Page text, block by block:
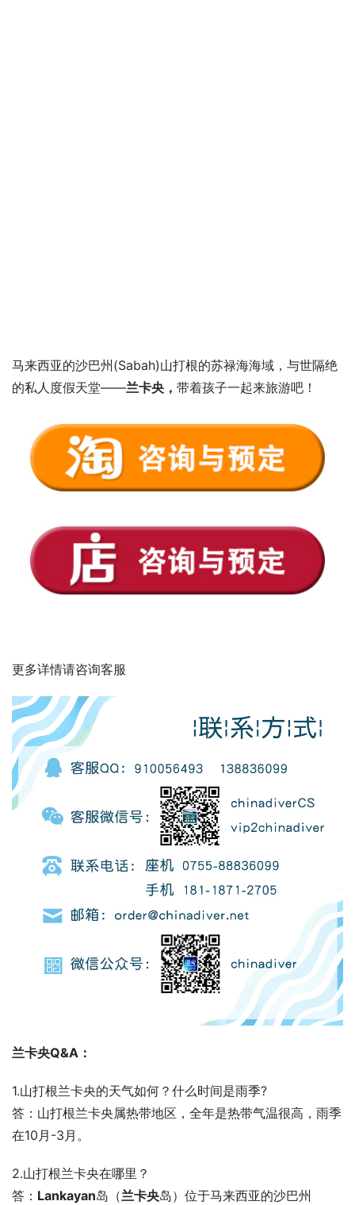
马来西亚的沙巴州(Sabah)山打根的苏禄海海域，与世隔绝
的私人度假天堂——兰卡央， 带着孩子一起来旅游吧！
更多详情请咨询客服
兰卡央Q&A：
1.山打根兰卡央的天气如何？什么时间是雨季?
答：山打根兰卡央属热带地区，全年是热带气温很高，雨季
在10月-3月。
2.山打根兰卡央在哪里？
答： Lankayan岛（兰卡央岛）位于马来西亚的沙巴州